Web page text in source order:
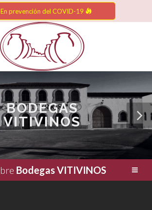
En prevención del COVID-19
BODEGAS
VITIVINOS
Bodegas VITIVINOS